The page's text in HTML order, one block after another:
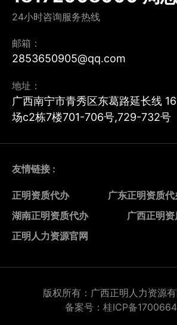
24小时咨询服务热线
邮箱：
2853650905@qq.com
地址：
广西南宁市青秀区东葛路延长线
场c2栋7楼701-706号,729-732号
友情链接 :
正明资质代办
广东正明资质代
湖南正明资质代办
广西正明
正明人力资源官网
版权所有：广西正明人力资源
备案号：桂ICP备